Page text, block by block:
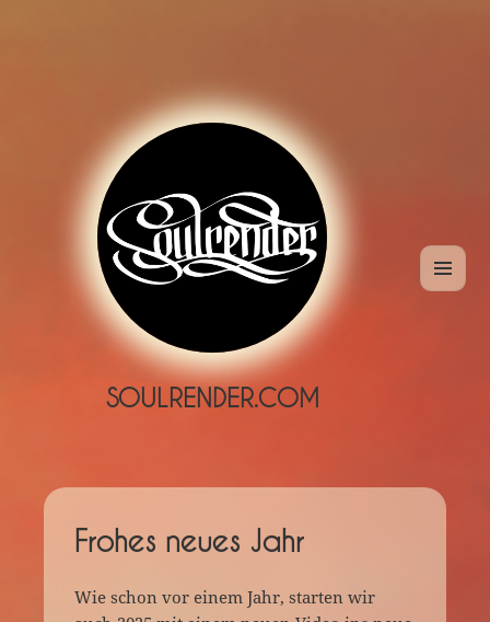
SOULRENDER.COM
Frohes neues Jahr
Wie schon vor einem Jahr, starten wir